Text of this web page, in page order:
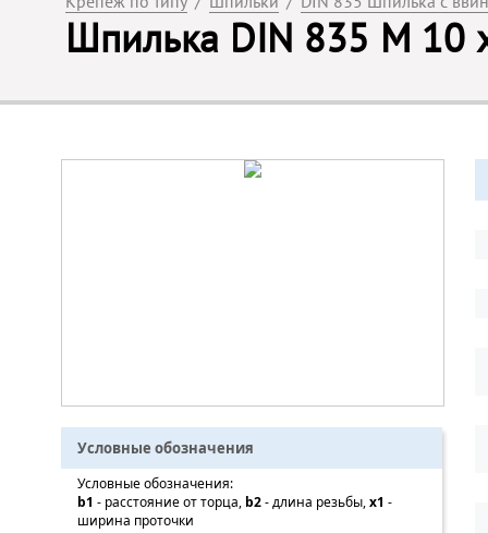
Шпилька DIN 835 M 10
Условные обозначения
Условные обозначения:
b1 - расстояние от торца, b2- длина резьбы,x1 -
ширина проточки